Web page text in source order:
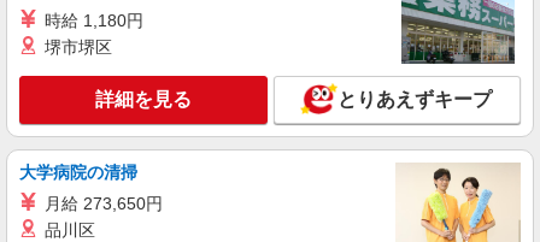
時給 1,180円
堺市堺区
詳細を見る とりあえずキープ
大学病院の清掃
月給 273,650円
品川区